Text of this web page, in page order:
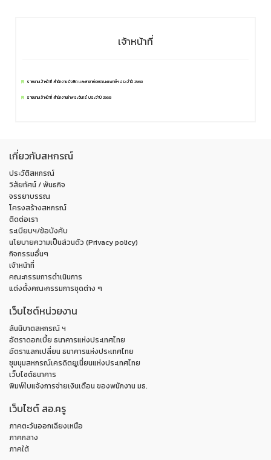
เจ้าหน้าที่
รายนามเจ้าหน้าที่ สำนักงานรังสิต และสาขาย่อยคณะแพทย์ฯ ประจำปี 2568
รายนามเจ้าหน้าที่ สำนักงานท่าพระจันทร์ ประจำปี 2568
เกี่ยวกับสหกรณ์
ประวัติสหกรณ์
วิสัยทัศน์ / พันธกิจ
จรรยาบรรณ
โครงสร้างสหกรณ์
ติดต่อเรา
ระเบียบฯ/ข้อบังคับ
นโยบายความเป็นส่วนตัว (Privacy policy)
กิจกรรมอื่นๆ
เจ้าหน้าที่
คณะกรรมการดำเนินการ
แต่งตั้งคณะกรรมการชุดต่าง ๆ
เว็บไซต์หน่วยงาน
สันนิบาตสหกรณ์ ฯ
อัตราดอกเบี้ย ธนาคารแห่งประเทศไทย
อัตราแลกเปลี่ยน ธนาคารแห่งประเทศไทย
ชุมนุมสหกรณ์เครดิตยูเนี่ยนแห่งประเทศไทย
เว็บไซต์ธนาคาร
พิมพ์ใบแจ้งการจ่ายเงินเดือน ของพนักงาน มธ.
เว็บไซต์ สอ.ครู
ภาคตะวันออกเฉียงเหนือ
ภาคกลาง
ภาคใต้